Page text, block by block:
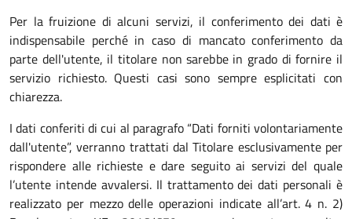
Per la fruizione di alcuni servizi, il conferimento dei dati è
indispensabile perché in caso di mancato conferimento da
parte dell'utente, il titolare non sarebbe in grado di fornire il
servizio richiesto. Questi casi sono sempre esplicitati con
chiarezza.
I dati conferiti di cui al paragrafo “Dati forniti volontariamente
dall'utente”, verranno trattati dal Titolare esclusivamente per
rispondere alle richieste e dare seguito ai servizi del quale
l’utente intende avvalersi. Il trattamento dei dati personali è
realizzato per mezzo delle operazioni indicate all’art. 4 n. 2)